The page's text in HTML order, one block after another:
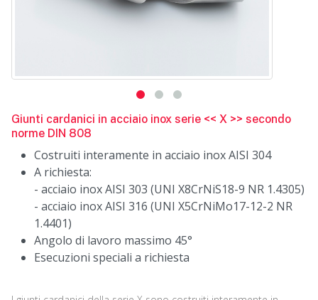
Giunti cardanici in acciaio inox serie << X >> secondo
norme DIN 808
Costruiti interamente in acciaio inox AISI 304
A richiesta:
- acciaio inox AISI 303 (UNI X8CrNiS18-9 NR 1.4305)
- acciaio inox AISI 316 (UNI X5CrNiMo17-12-2 NR
1.4401)
Angolo di lavoro massimo 45°
Esecuzioni speciali a richiesta